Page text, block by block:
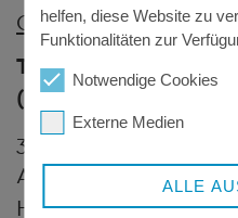
Gemeinde
Timo Brandl
(GPD-Racingteam)
3. Platz
Amateure im
Hm), Klasse Youth
helfen, diese Website zu
Funktionalitäten zur
Notwendige Cookies
Externe Medien
ALLE